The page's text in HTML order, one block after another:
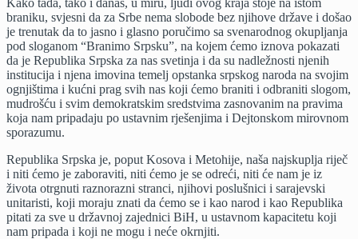
braniku, svjesni da za Srbe nema slobode bez njihove države i došao
je trenutak da to jasno i glasno poručimo sa svenarodnog okupljanja
pod sloganom “Branimo Srpsku”, na kojem ćemo iznova pokazati
da je Republika Srpska za nas svetinja i da su nadležnosti njenih
institucija i njena imovina temelj opstanka srpskog naroda na svojim
ognjištima i kućni prag svih nas koji ćemo braniti i odbraniti slogom,
mudrošću i svim demokratskim sredstvima zasnovanim na pravima
koja nam pripadaju po ustavnim rješenjima i Dejtonskom mirovnom
sporazumu.
Republika Srpska je, poput Kosova i Metohije, naša najskuplja riječ
i niti ćemo je zaboraviti, niti ćemo je se odreći, niti će nam je iz
života otrgnuti raznorazni stranci, njihovi poslušnici i sarajevski
unitaristi, koji moraju znati da ćemo se i kao narod i kao Republika
pitati za sve u državnoj zajednici BiH, u ustavnom kapacitetu koji
nam pripada i koji ne mogu i neće okrnjiti.